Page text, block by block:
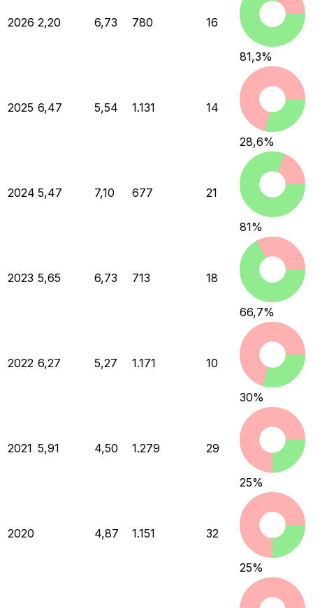
2026 2,20 6,73 780 16
81,3%
2025 6,47 5,54 1.131 14
28,6%
2024 5,47 7,10 677 21
81%
2023 5,65 6,73 713 18
66,7%
2022 6,27 5,27 1.171 10
30%
2021 5,91 4,50 1.279 29
25%
2020 4,87 1.151 32
25%